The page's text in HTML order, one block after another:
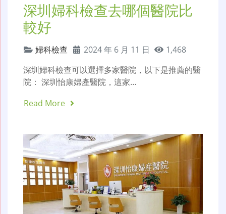
深圳婦科檢查去哪個醫院比
較好
婦科檢查 2024 年 6 月 11 日
1,468
深圳婦科檢查可以選擇多家醫院，以下是推薦的醫
院： 深圳怡康婦產醫院，這家…
Read More